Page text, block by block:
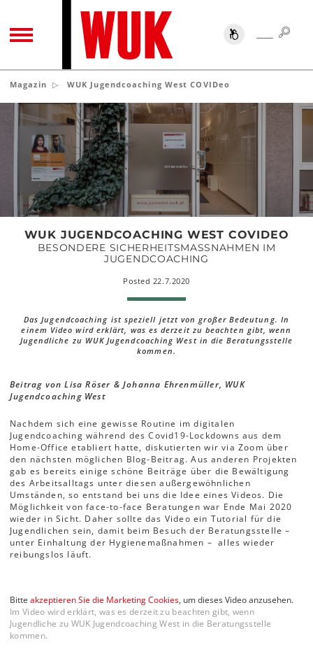
TOGGLE NAVIGATION SUCHE
Magazin WUK Jugendcoaching West COVIDeo
WUK
Jugendcoaching
West
COVIDeo
WUK JUGENDCOACHING WEST COVIDEO
BESONDERE SICHERHEITSMASSNAHMEN IM J
UGENDCOACHING
Posted 22.7.2020
Das Jugendcoaching ist speziell jetzt von großer Bedeutung. In
einem Video wird erklärt, was es derzeit zu beachten gibt, wenn
Jugendliche zu WUK Jugendcoaching West in die Beratungsstelle
kommen.
Beitrag von Lisa Röser & Johanna Ehrenmüller, WUK
Jugendcoaching West
Nachdem sich eine gewisse Routine im digitalen
Jugendcoaching während des Covid19-Lockdowns aus dem
Home-Office etabliert hatte, diskutierten wir via Zoom über
den nächsten möglichen Blog-Beitrag. Aus anderen Projekten
gab es bereits einige schöne Beiträge über die Bewältigung
des Arbeitsalltags unter diesen außergewöhnlichen
Umständen, so entstand bei uns die Idee eines Videos. Die
Möglichkeit von face-to-face Beratungen war Ende Mai 2020
wieder in Sicht. Daher sollte das Video ein Tutorial für die
Jugendlichen sein, damit beim Besuch der Beratungsstelle –
unter Einhaltung der Hygienemaßnahmen – alles wieder
reibungslos läuft.
Bitte akzeptieren Sie die Marketing Cookies, um dieses Video anzusehen.
Im Video wird erklärt, was es derzeit zu beachten gibt, wenn
Jugendliche zu WUK Jugendcoaching West in die Beratungsstelle
kommen.